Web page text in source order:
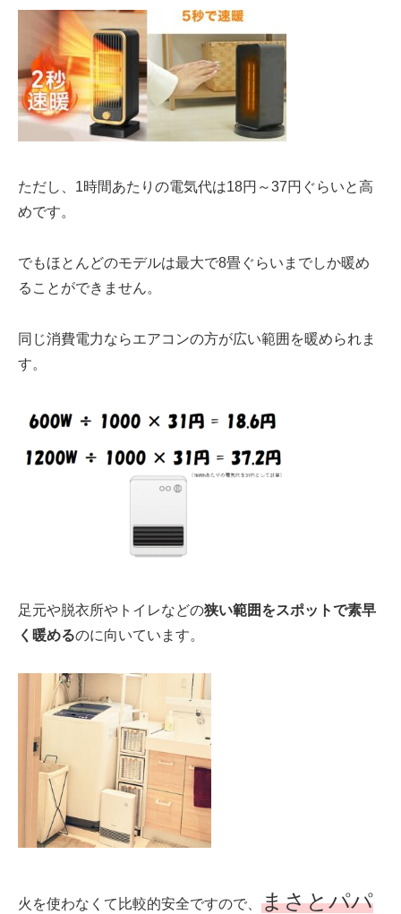
ただし、 1時間あたりの電気代は18円～37円 ぐらいと高
めです。
でもほとんどのモデルは最大で8畳ぐらいまでしか暖め
ることができません。
同じ消費電力ならエアコンの方が広い範囲を暖められま
す。
足元や脱衣所や トイレなどの狭い範囲をスポットで素早
く暖めるのに向いています。
火を使わなくて 比較的安全ですので、 まさとパパ